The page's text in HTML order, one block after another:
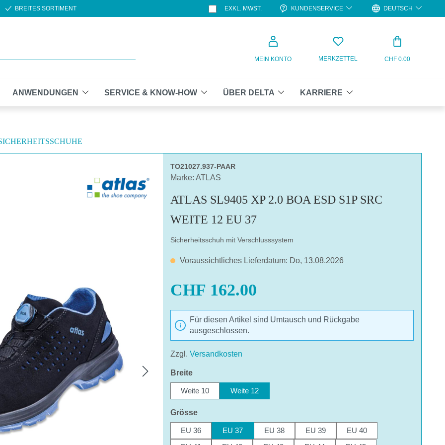
BREITES SORTIMENT EXKL. MWST. KUNDENSERVICE DEUTSCH
MEIN KONTO MERKZETTEL CHF 0.00
ANWENDUNGEN SERVICE & KNOW-HOW ÜBER DELTA KARRIERE
Mit dem Aufruf des Videos erklären Sie sich einverstanden, dass
Datenschutzbestimmungen
TO21027.937-PAAR
Marke: ATLAS
ATLAS SL9405 XP 2.0 BOA ESD S1P SRC
WEITE 12 EU 37
Sicherheitsschuh mit Verschlusssystem
Voraussichtliches Lieferdatum: Do, 13.08.2026
CHF 162.00
Für diesen Artikel sind Umtausch und Rückgabe
ausgeschlossen.
Zzgl. Versandkosten
Breiteauswählen
Weite 10 Weite 12
Grösseauswählen
EU 36 EU 37 EU 38 EU 39
EU 40